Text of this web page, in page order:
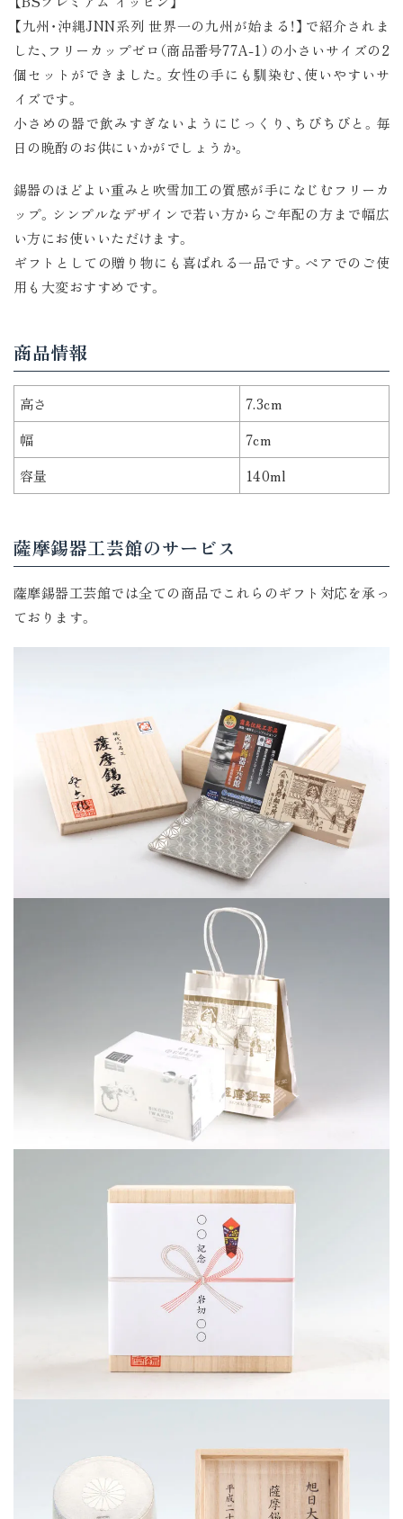
【九州・沖縄JNN系列 世界一の九州が始まる！】で紹介されま
した、フリーカップゼロ（商品番号77A-1）の小さいサイズの2
個セットができました。女性の手にも馴染む、使いやすいサ
イズです。
小さめの器で飲みすぎないようにじっくり、ちびちびと。毎
日の晩酌のお供にいかがでしょうか。
錫器のほどよい重みと吹雪加工の質感が手になじむフリーカ
ップ。シンプルなデザインで若い方からご年配の方まで幅広
い方にお使いいただけます。
ギフトとしての贈り物にも喜ばれる一品です。ペアでのご使
用も大変おすすめです。
商品情報
高さ
7.3cm
幅
7cm
容量
140ml
薩摩錫器工芸館のサービス
薩摩錫器工芸館では全ての商品でこれらのギフト対応を承っ
ております。